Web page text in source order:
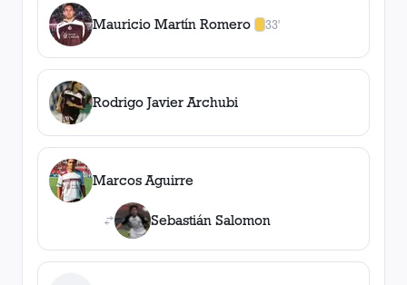
Mauricio Martín Romero 33'
1amarilla
Rodrigo Javier Archubi
Marcos Aguirre
Sebastián Salomon